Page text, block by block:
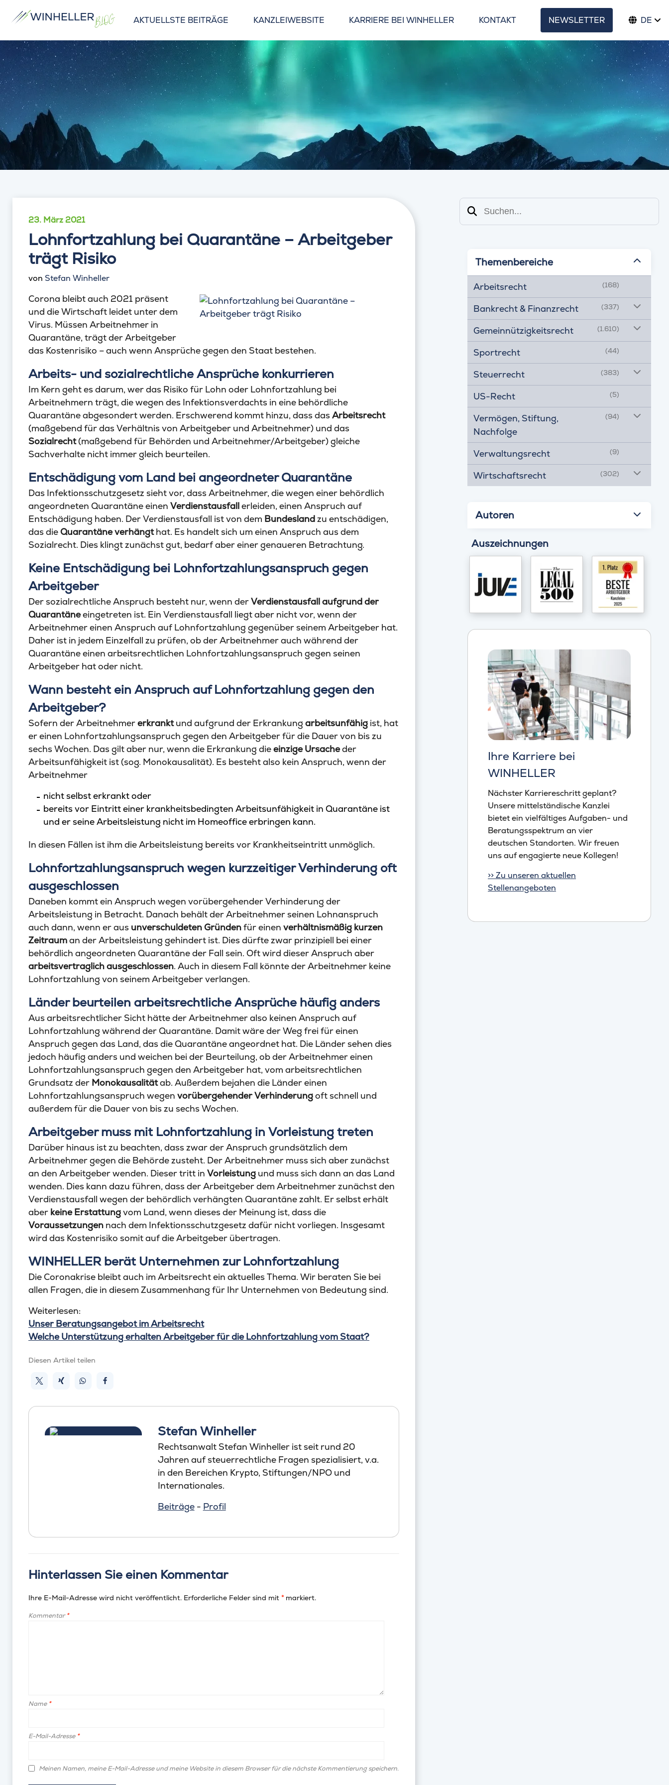
AKTUELLSTE BEITRÄGE KANZLEIWEBSITE KARRIERE BEI WINHELLER KONTAKT NEWSLETTER DE
23. März 2021
Lohnfortzahlung bei Quarantäne – Arbeitgeber
trägt Risiko
von Stefan Winheller
Corona bleibt auch 2021 präsent
und die Wirtschaft leidet unter dem
Virus. Müssen Arbeitnehmer in
Quarantäne, trägt der Arbeitgeber
das Kostenrisiko – auch wenn Ansprüche gegen den Staat bestehen.
Arbeits- und sozialrechtliche Ansprüche konkurrieren
Im Kern geht es darum, wer das Risiko für Lohn oder Lohnfortzahlung bei
Arbeitnehmern trägt, die wegen des Infektionsverdachts in eine behördliche
Quarantäne abgesondert werden. Erschwerend kommt hinzu, dass dasArbeitsrecht
(maßgebend für das Verhältnis von Arbeitgeber und Arbeitnehmer) und das
Sozialrecht(maßgebend für Behörden und Arbeitnehmer/Arbeitgeber) gleiche
Sachverhalte nicht immer gleich beurteilen.
Entschädigung vom Land bei angeordneter Quarantäne
Das Infektionsschutzgesetz sieht vor, dass Arbeitnehmer, die wegen einer behördlich
angeordneten Quarantäne einen Verdienstausfallerleiden, einen Anspruch auf
Entschädigung haben. Der Verdienstausfall ist von dem Bundeslandzu entschädigen,
das dieQuarantäne verhängthat. Es handelt sich um einen Anspruch aus dem
Sozialrecht. Dies klingt zunächst gut, bedarf aber einer genaueren Betrachtung.
Keine Entschädigung bei Lohnfortzahlungsanspruch gegen
Arbeitgeber
Der sozialrechtliche Anspruch besteht nur, wenn derVerdienstausfallaufgrund der
Quarantäneeingetreten ist. Ein Verdienstausfall liegt aber nicht vor, wenn der
Arbeitnehmer einen Anspruch auf Lohnfortzahlung gegenüber seinem Arbeitgeber hat.
Daher ist in jedem Einzelfall zu prüfen, ob der Arbeitnehmer auch während der
Quarantäne einen arbeitsrechtlichen Lohnfortzahlungsanspruch gegen seinen
Arbeitgeber hat oder nicht.
Wann besteht ein Anspruch auf Lohnfortzahlung gegen den
Arbeitgeber?
Sofern der Arbeitnehmererkranktund aufgrund der Erkrankung arbeitsunfähig ist, hat
er einen Lohnfortzahlungsanspruch gegen den Arbeitgeber für die Dauer von bis zu
sechs Wochen. Das gilt aber nur, wenn die Erkrankung dieeinzige Ursacheder
Arbeitsunfähigkeit ist (sog. Monokausalität). Es besteht also kein Anspruch, wenn der
Arbeitnehmer
nicht selbst erkrankt oder
bereits vor Eintritt einer krankheitsbedingten Arbeitsunfähigkeit in Quarantäne ist
und er seine Arbeitsleistung nicht im Homeoffice erbringen kann.
In diesen Fällen ist ihm die Arbeitsleistung bereits vor Krankheitseintritt unmöglich.
Lohnfortzahlungsanspruch wegen kurzzeitiger Verhinderung oft
ausgeschlossen
Daneben kommt ein Anspruch wegen vorübergehender Verhinderung der
Arbeitsleistung in Betracht. Danach behält der Arbeitnehmer seinen Lohnanspruch
auch dann, wenn er aus unverschuldeten Gründenfür einen verhältnismäßig kurzen
Zeitrauman der Arbeitsleistung gehindert ist. Dies dürfte zwar prinzipiell bei einer
behördlich angeordneten Quarantäne der Fall sein. Oft wird dieser Anspruch aber
arbeitsvertraglich ausgeschlossen. Auch in diesem Fall könnte der Arbeitnehmer keine
Lohnfortzahlung von seinem Arbeitgeber verlangen.
Länder beurteilen arbeitsrechtliche Ansprüche häufig anders
Aus arbeitsrechtlicher Sicht hätte der Arbeitnehmer also keinen Anspruch auf
Lohnfortzahlung während der Quarantäne. Damit wäre der Weg frei für einen
Anspruch gegen das Land, das die Quarantäne angeordnet hat. Die Länder sehen dies
jedoch häufig anders und weichen bei der Beurteilung, ob der Arbeitnehmer einen
Lohnfortzahlungsanspruch gegen den Arbeitgeber hat, vom arbeitsrechtlichen
Grundsatz der Monokausalitätab. Außerdem bejahen die Länder einen
Lohnfortzahlungsanspruch wegen vorübergehender Verhinderungoft schnell und
außerdem für die Dauer von bis zu sechs Wochen.
Arbeitgeber muss mit Lohnfortzahlung in Vorleistung treten
Darüber hinaus ist zu beachten, dass zwar der Anspruch grundsätzlich dem
Arbeitnehmer gegen die Behörde zusteht. Der Arbeitnehmer muss sich aber zunächst
an den Arbeitgeber wenden. Dieser tritt in Vorleistung und muss sich dann an das Land
wenden. Dies kann dazu führen, dass der Arbeitgeber dem Arbeitnehmer zunächst den
Verdienstausfall wegen der behördlich verhängten Quarantäne zahlt. Er selbst erhält
aber keine Erstattungvom Land, wenn dieses der Meinung ist, dass die
Voraussetzungen nach dem Infektionsschutzgesetz dafür nicht vorliegen. Insgesamt
wird das Kostenrisiko somit auf die Arbeitgeber übertragen.
WINHELLER berät Unternehmen zur Lohnfortzahlung
Die Coronakrise bleibt auch im Arbeitsrecht ein aktuelles Thema. Wir beraten Sie bei
allen Fragen, die in diesem Zusammenhang für Ihr Unternehmen von Bedeutung sind.
Weiterlesen:
Unser Beratungsangebot im Arbeitsrecht
Welche Unterstützung erhalten Arbeitgeber für die Lohnfortzahlung vom Staat?
Diesen Artikel teilen
Stefan Winheller
Rechtsanwalt Stefan Winheller ist seit rund 20
Jahren auf steuerrechtliche Fragen spezialisiert, v.a.
in den Bereichen Krypto, Stiftungen/NPO und
Internationales.
Beiträge- Profil
Hinterlassen Sie einen Kommentar
Ihre E-Mail-Adresse wird nicht veröffentlicht. Erforderliche Felder sind mit *markiert.
Kommentar*
Name *
E-Mail-Adresse *
Meinen Namen, meine E-Mail-Adresse und meine Website in diesem Browser für die nächste Kommentierung speichern.
Suchen
Themenbereiche
Arbeitsrecht (168)
Bankrecht & Finanzrecht (337)
Gemeinnützigkeitsrecht (1.610)
Sportrecht (44)
Steuerrecht (383)
US-Recht (5)
Vermögen, Stiftung,
Nachfolge
(94)
Verwaltungsrecht (9)
Wirtschaftsrecht (302)
Autoren
Auszeichnungen
Ihre Karriere bei
WINHELLER
Nächster Karriereschritt geplant?
Unsere mittelständische Kanzlei
bietet ein vielfältiges Aufgaben- und
Beratungsspektrum an vier
deutschen Standorten. Wir freuen
uns auf engagierte neue Kollegen!
>> Zu unseren aktuellen
Stellenangeboten